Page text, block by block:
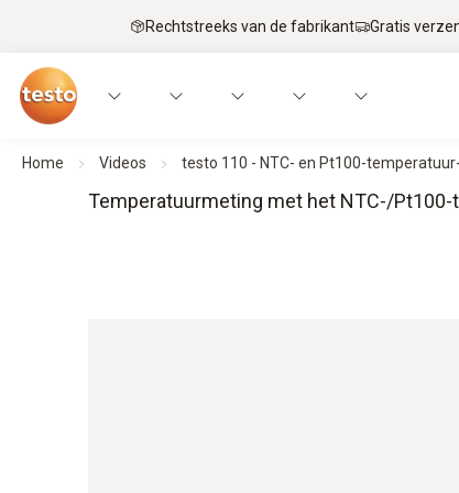
Rechtstreeks van de fabrikant Gratis
Home Videos testo 110 - NTC- en Pt100-
Temperatuurmeting met het NTC-/